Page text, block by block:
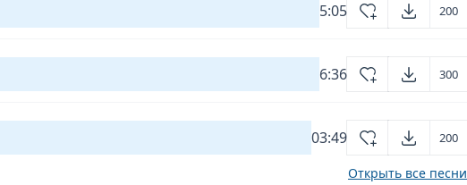
5:05
200
6:36
300
03:49
200
Открыть все песни